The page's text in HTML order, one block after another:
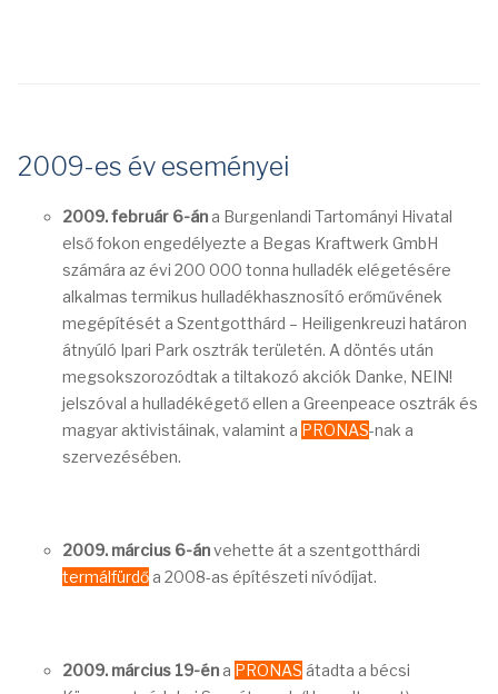
2009-es év eseményei
2009. február 6-án a Burgenlandi Tartományi Hivatal
első fokon engedélyezte a Begas Kraftwerk GmbH
számára az évi 200 000 tonna hulladék elégetésére
alkalmas termikus hulladékhasznosító erőművének
megépítését a Szentgotthárd – Heiligenkreuzi határon
átnyúló Ipari Park osztrák területén. A döntés után
megsokszorozódtak a tiltakozó akciók Danke, NEIN!
jelszóval a hulladékégető ellen a Greenpeace osztrák és
magyar aktivistáinak, valamint a PRONAS-nak a
szervezésében.
2009. március 6-ánvehette át a szentgotthárdi
termálfürdő a 2008-as építészeti nívódíjat.
2009. március 19-én a PRONAS átadta a bécsi